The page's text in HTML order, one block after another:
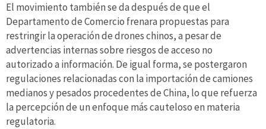
El movimiento también se da después de que el
Departamento de Comercio frenara propuestas para
restringir la operación de drones chinos, a pesar de
advertencias internas sobre riesgos de acceso no
autorizado a información. De igual forma, se postergaron
regulaciones relacionadas con la importación de camiones
medianos y pesados procedentes de China, lo que refuerza
la percepción de un enfoque más cauteloso en materia
regulatoria.